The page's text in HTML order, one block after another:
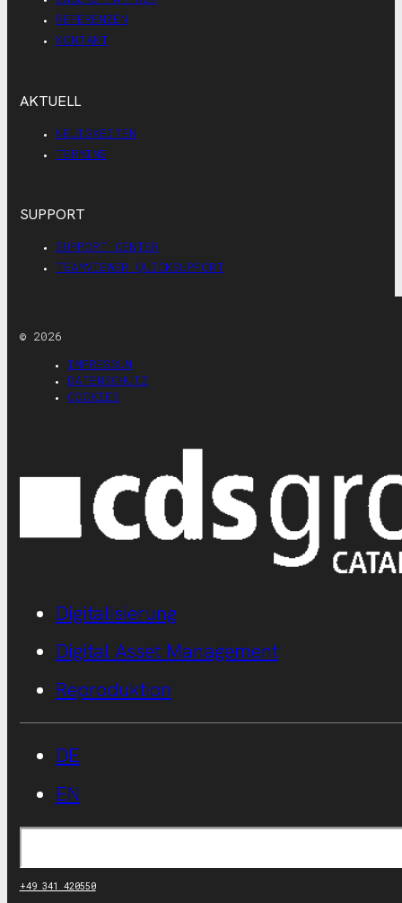
REFERENZEN
KONTAKT
AKTUELL
NEUIGKEITEN
TERMINE
SUPPORT
SUPPORT CENTER
TEAMVIEWER QUICKSUPPORT
© 2026
IMPRESSUM
DATENSCHUTZ
COOKIES
Digitalisierung
Digital Asset Management
Reproduktion
DE
EN
Suchen
+49 341 420550